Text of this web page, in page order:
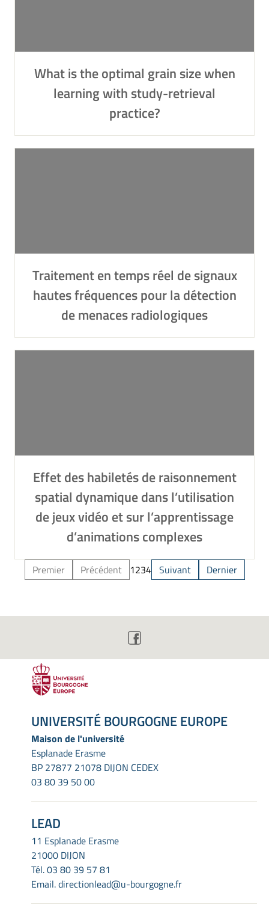
What is the optimal grain size when
learning with study-retrieval
practice?
Traitement en temps réel de signaux
hautes fréquences pour la détection
de menaces radiologiques
Effet des habiletés de raisonnement
spatial dynamique dans l’utilisation
de jeux vidéo et sur l’apprentissage
d’animations complexes
Premier Précédent 1234 Suivant Dernier
UNIVERSITÉ BOURGOGNE EUROPE
Maison de l'université
Esplanade Erasme
BP 27877 21078 DIJON CEDEX
03 80 39 50 00
LEAD
11 Esplanade Erasme
21000 DIJON
Tél.03 80 39 57 81
Email.directionlead@u-bourgogne.fr